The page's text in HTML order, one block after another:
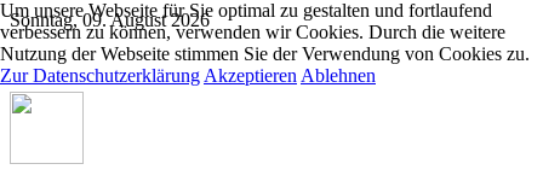
Sonntag, 09. August 2026
Um unsere Webseite für Sie optimal zu gestalten und fortlaufend
verbessern zu können, verwenden wir Cookies. Durch die weitere
Nutzung der Webseite stimmen Sie der Verwendung von Cookies zu.
Zur Datenschutzerklärung Akzeptieren Ablehnen